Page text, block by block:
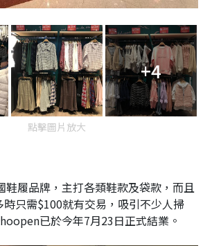
+4
點擊圖片放大
履品牌，主打各類鞋款及袋款，而且
只需$100就有交易，吸引不少人掃
已於今年7月23日正式結業。